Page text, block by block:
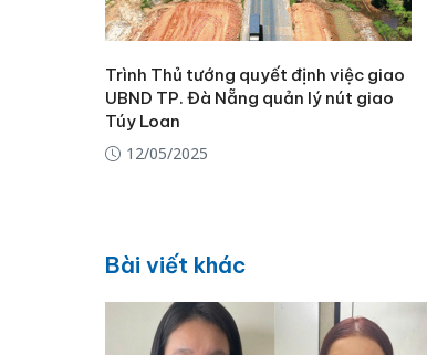
Trình Thủ tướng quyết định việc giao
UBND TP. Đà Nẵng quản lý nút giao
Túy Loan
12/05/2025
Bài viết khác